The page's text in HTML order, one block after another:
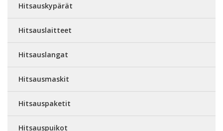
Hitsauskypärät
Hitsauslaitteet
Hitsauslangat
Hitsausmaskit
Hitsauspaketit
Hitsauspuikot